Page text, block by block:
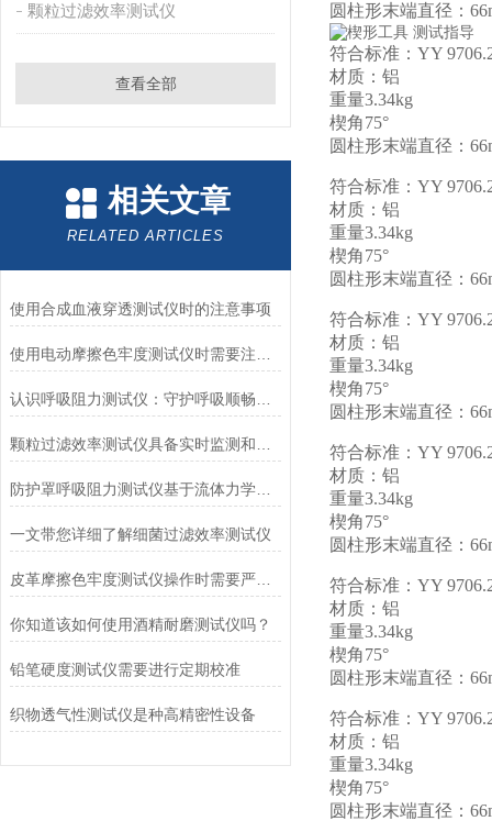
颗粒过滤效率测试仪
查看全部
相关文章
RELATED ARTICLES
使用合成血液穿透测试仪时的注意事项
防护罩呼吸阻力测试仪基于流体力学与压力传感技术
一文带您详细了解细菌过滤效率测试仪
皮革摩擦色牢度测试仪操作时需要严格遵循规程
你知道该如何使用酒精耐磨测试仪吗？
铅笔硬度测试仪需要进行定期校准
织物透气性测试仪是种高精密性设备
圆柱形末端直径：
符合标准：YY
材质：铝
重量3.34kg
楔角75°
圆柱形末端直径：
符合标准：YY
材质：铝
重量3.34kg
楔角75°
圆柱形末端直径：
符合标准：YY
材质：铝
重量3.34kg
楔角75°
圆柱形末端直径：
符合标准：YY
材质：铝
重量3.34kg
楔角75°
圆柱形末端直径：
符合标准：YY
材质：铝
重量3.34kg
楔角75°
圆柱形末端直径：
符合标准：YY
材质：铝
重量3.34kg
楔角75°
圆柱形末端直径：